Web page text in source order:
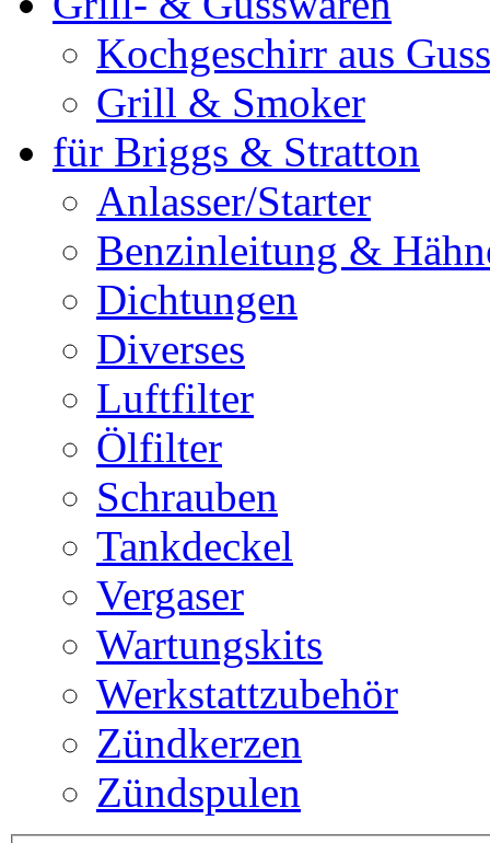
Kochgeschirr aus
Grill & Smoker
für Briggs & Stratton
Anlasser/Starter
Benzinleitung &
Dichtungen
Diverses
Luftfilter
Ölfilter
Schrauben
Tankdeckel
Vergaser
Wartungskits
Werkstattzubehör
Zündkerzen
Zündspulen